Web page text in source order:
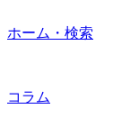
ホーム・検索
コラム